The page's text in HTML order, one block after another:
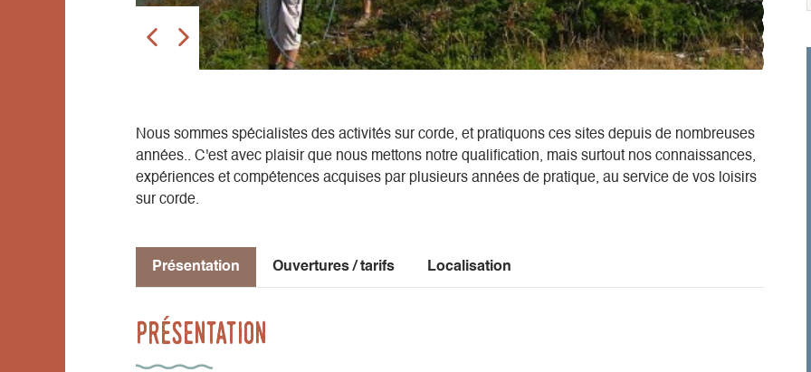
Nous sommes spécialistes des activités sur corde, et pratiquons ces sites depuis de nombreuses
années.. C'est avec plaisir que nous mettons notre qualification, mais surtout nos connaissances,
expériences et compétences acquises par plusieurs années de pratique, au service de vos loisirs
sur corde.
Présentation Ouvertures / tarifs Localisation
Présentation